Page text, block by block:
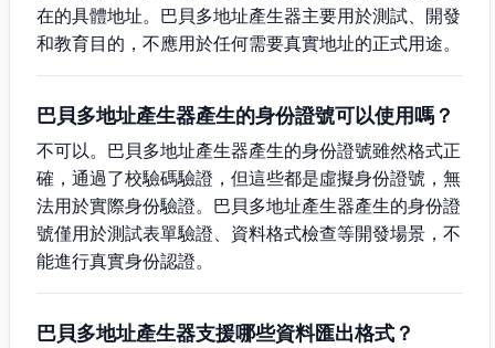
在的具體地址。巴貝多地址產生器主要用於測試、開發
和教育目的，不應用於任何需要真實地址的正式用途。
巴貝多地址產生器產生的身份證號可以使用嗎？
不可以。巴貝多地址產生器產生的身份證號雖然格式正
確，通過了校驗碼驗證，但這些都是虛擬身份證號，無
法用於實際身份驗證。巴貝多地址產生器產生的身份證
號僅用於測試表單驗證、資料格式檢查等開發場景，不
能進行真實身份認證。
巴貝多地址產生器支援哪些資料匯出格式？